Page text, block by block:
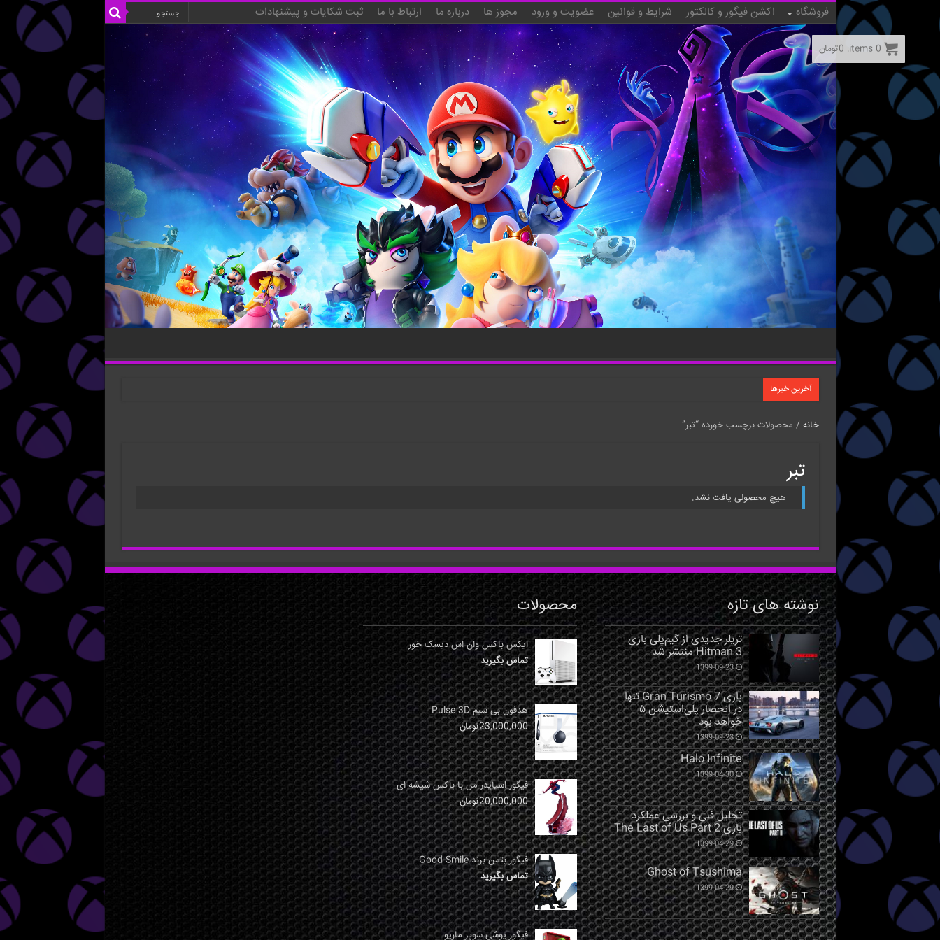
فروشگاه اکشن فیگور و کالکتور شرایط و قوانین عضویت و ورود مجوز ها درباره ما ارتباط با ما ثبت شکایات و پیشنهادات
آخرین خبرها
خانه / محصولات برچسب خورده “تبر”
تبر
هیچ محصولی یافت نشد.
نوشته های تازه
تریلر جدیدی از گیم‌پلی بازی
Hitman 3 منتشر شد
1399-09-23
بازی Gran Turismo 7 تنها
در انحصار پلی‌استیشن ۵
خواهد بود
1399-09-23
Halo Infinite
1399-04-30
تحلیل فنی و بررسی عملکرد
بازی The Last of Us Part 2
1399-04-29
Ghost of Tsushima
1399-04-29
محصولات
ایکس باکس وان اس دیسک خور
تماس بگیرید
هدفون بی سیم Pulse 3D
23,000,000تومان
فیگور اسپایدر من با باکس شیشه ای
20,000,000تومان
فیگور بتمن برند Good Smile
تماس بگیرید
فیگور یوشی سوپر ماریو
0
items:
0تومان